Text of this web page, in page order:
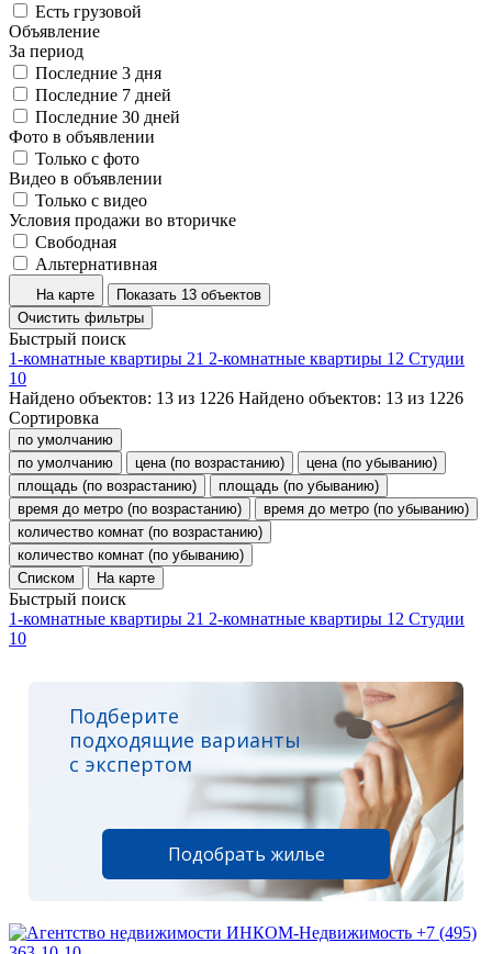
Есть грузовой
Объявление
За период
Последние 3 дня
Последние 7 дней
Последние 30 дней
Фото в объявлении
Только с фото
Видео в объявлении
Только с видео
Условия продажи во вторичке
Свободная
Альтернативная
На карте
Показать 13 объектов
Очистить фильтры
Быстрый поиск
1-комнатные квартиры 21 2-комнатные квартиры 12 Студии
10
Найдено объектов: 13 из 1226 Найдено объектов: 13 из 1226
Сортировка
по умолчанию
по умолчанию
цена (по возрастанию)
цена (по убыванию)
площадь (по возрастанию)
площадь (по убыванию)
время до метро (по возрастанию)
время до метро (по убыванию)
количество комнат (по возрастанию)
количество комнат (по убыванию)
Списком
На карте
Быстрый поиск
1-комнатные квартиры 21 2-комнатные квартиры 12 Студии
10
Подберите
подходящие варианты
с экспертом
Подобрать жилье
+7 (495)